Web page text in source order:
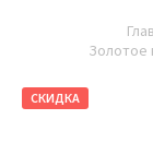
Золотое
СКИДКА